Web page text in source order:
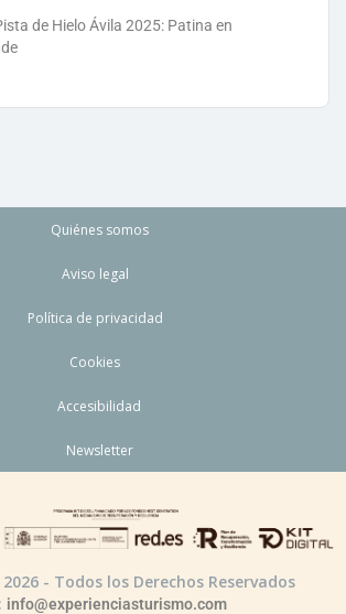
de Hielo Ávila 2025: Patina en
Quiénes somos
Aviso legal
Política de privacidad
Cookies
Accesibilidad
Newsletter
- Todos los Derechos Reservados
info@experienciasturismo.com